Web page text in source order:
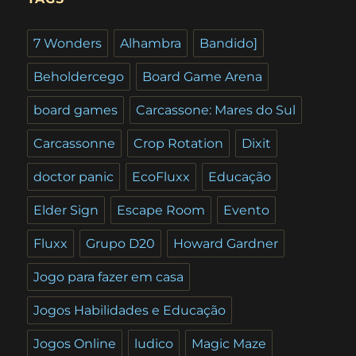
7 Wonders Alhambra Bandido]
Beholdercego Board Game Arena
board games Carcassone: Mares do Sul
Carcassonne Crop Rotation Dixit
doctor panic EcoFluxx Educação
Elder Sign Escape Room Evento
Fluxx Grupo D20 Howard Gardner
Jogo para fazer em casa
Jogos Habilidades e Educação
Jogos Online ludico Magic Maze